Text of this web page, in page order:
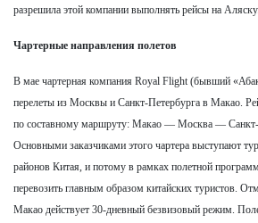
разрешила этой компании выполнять рейсы на Аляску.
Чартерные направления полетов
В мае чартерная компания Royal Flight (бывший
перелеты из Москвы и Санкт-Петербурга в Макао.
по составному маршруту: Макао — Москва —
Основными заказчиками этого чартера выступают
районов Китая, и потому в рамках полетной
перевозить главным образом китайских туристов.
Макао действует 30-дневный безвизовый режим.